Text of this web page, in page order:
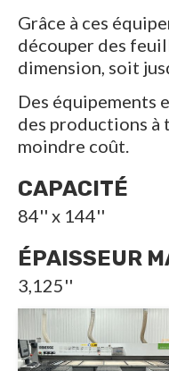
Grâce à ces
découper des
dimension, soit
Des équipements
des productions à
moindre coût.
CAPACITÉ
84'' x 144''
ÉPAISSEUR
3,125''